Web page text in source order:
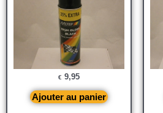
€ 9,95
Ajouter au panier